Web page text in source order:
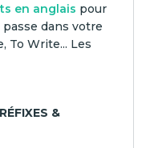
en anglais pour
dans votre
To Write... Les
&